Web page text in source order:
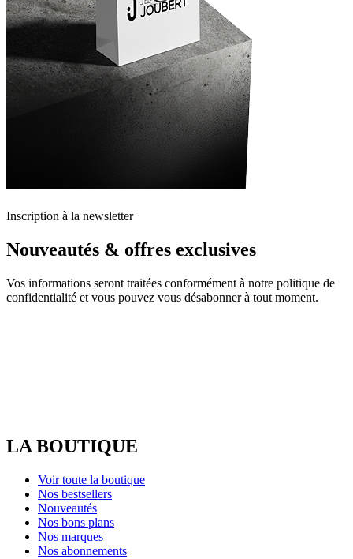
Inscription à la newsletter
Nouveautés & offres exclusives
Vos informations seront traitées conformément à notre politique de
confidentialité et vous pouvez vous désabonner à tout moment.
LA BOUTIQUE
Voir toute la boutique
Nos bestsellers
Nouveautés
Nos bons plans
Nos marques
Nos abonnements